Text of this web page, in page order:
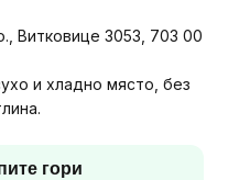
Витковице 3053, 703 00
и хладно място, без
гори